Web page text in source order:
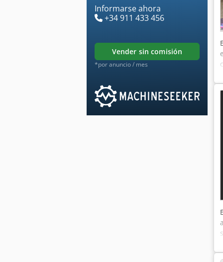
Informarse ahora
+34 911 433 456
vender sin comisión
*por anuncio / mes